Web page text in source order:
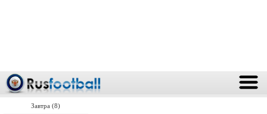
Завтра (8)